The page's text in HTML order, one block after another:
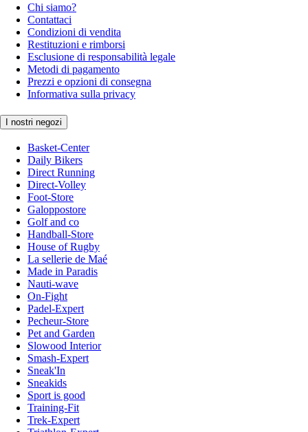
Chi siamo?
Contattaci
Condizioni di vendita
Restituzioni e rimborsi
Esclusione di responsabilità legale
Metodi di pagamento
Prezzi e opzioni di consegna
Informativa sulla privacy
I nostri negozi
Basket-Center
Daily Bikers
Direct Running
Direct-Volley
Foot-Store
Galoppostore
Golf and co
Handball-Store
House of Rugby
La sellerie de Maé
Made in Paradis
Nauti-wave
On-Fight
Padel-Expert
Pecheur-Store
Pet and Garden
Slowood Interior
Smash-Expert
Sneak'In
Sneakids
Sport is good
Training-Fit
Trek-Expert